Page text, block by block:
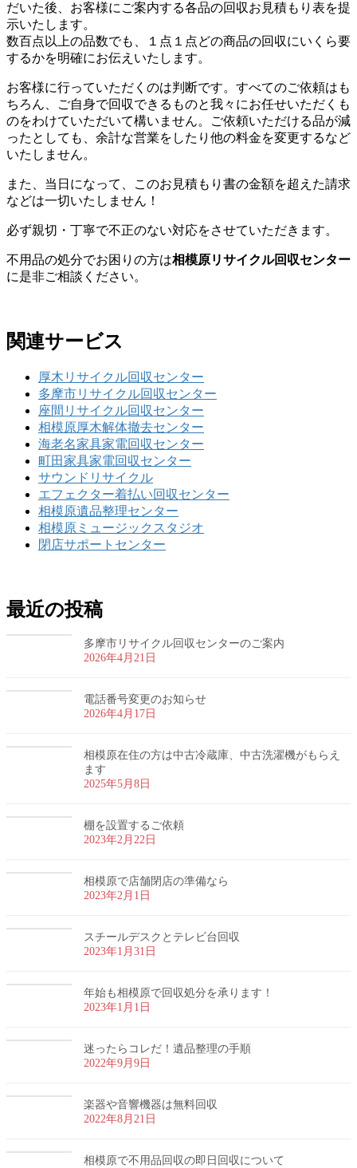
だいた後、お客様にご案内する各品の回収お見積もり表を提
示いたします。
数百点以上の品数でも、１点１点どの商品の回収にいくら要
するかを明確にお伝えいたします。
お客様に行っていただくのは判断です。すべてのご依頼はも
ちろん、ご自身で回収できるものと我々にお任せいただくも
のをわけていただいて構いません。ご依頼いただける品が減
ったとしても、余計な営業をしたり他の料金を変更するなど
いたしません。
また、当日になって、このお見積もり書の金額を超えた請求
などは一切いたしません！
必ず親切・丁寧で不正のない対応をさせていただきます。
不用品の処分でお困りの方は相模原リサイクル回収センター
に是非ご相談ください。
関連サービス
厚木リサイクル回収センター
多摩市リサイクル回収センター
座間リサイクル回収センター
相模原厚木解体撤去センター
海老名家具家電回収センター
町田家具家電回収センター
サウンドリサイクル
エフェクター着払い回収センター
相模原遺品整理センター
相模原ミュージックスタジオ
閉店サポートセンター
最近の投稿
多摩市リサイクル回収センターのご案内
2026年4月21日
電話番号変更のお知らせ
2026年4月17日
相模原在住の方は中古冷蔵庫、中古洗濯機がもらえ
ます
2025年5月8日
棚を設置するご依頼
2023年2月22日
相模原で店舗閉店の準備なら
2023年2月1日
スチールデスクとテレビ台回収
2023年1月31日
年始も相模原で回収処分を承ります！
2023年1月1日
迷ったらコレだ！遺品整理の手順
2022年9月9日
楽器や音響機器は無料回収
2022年8月21日
相模原で不用品回収の即日回収について